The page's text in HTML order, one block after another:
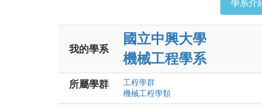
學系介
我的學系
國立中興大學
機械工程學系
所屬學群 工程學群
機械工程學類